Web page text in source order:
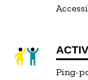
Ping-